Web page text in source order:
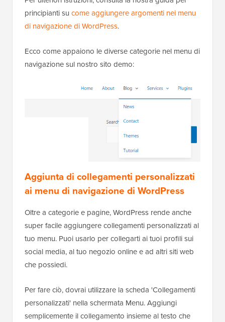
principianti su come aggiungere argomenti nei menu
di navigazione di WordPress.
Ecco come appaiono le diverse categorie nel menu di
navigazione sul nostro sito demo:
Aggiunta di collegamenti personalizzati
ai menu di navigazione di WordPress
Oltre a categorie e pagine, WordPress rende anche
super facile aggiungere collegamenti personalizzati al
tuo menu. Puoi usarlo per collegarti ai tuoi profili sui
social media, al tuo negozio online e ad altri siti web
che possiedi.
Per fare ciò, dovrai utilizzare la scheda 'Collegamenti
personalizzati' nella schermata Menu. Aggiungi
semplicemente il collegamento insieme al testo che